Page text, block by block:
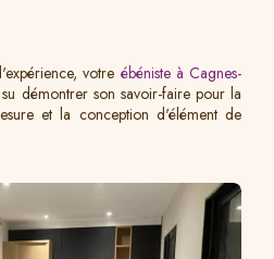
votre ébéniste à Cagnes-
démontrer son savoir-faire pour la
et la conception d'élément de